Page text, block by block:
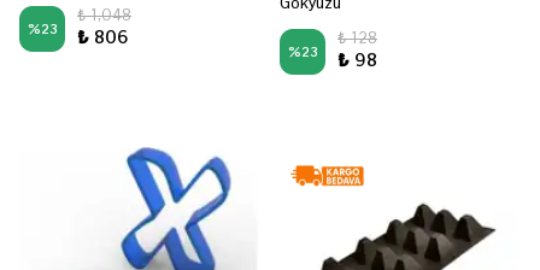
%23
₺ 1,048
₺ 806
%23
₺ 128
₺ 98